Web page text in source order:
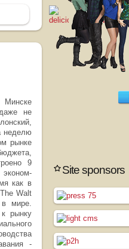
не
неделю
рынке
9
как в
Walt
в мире.
рынку
-
Site sponsors